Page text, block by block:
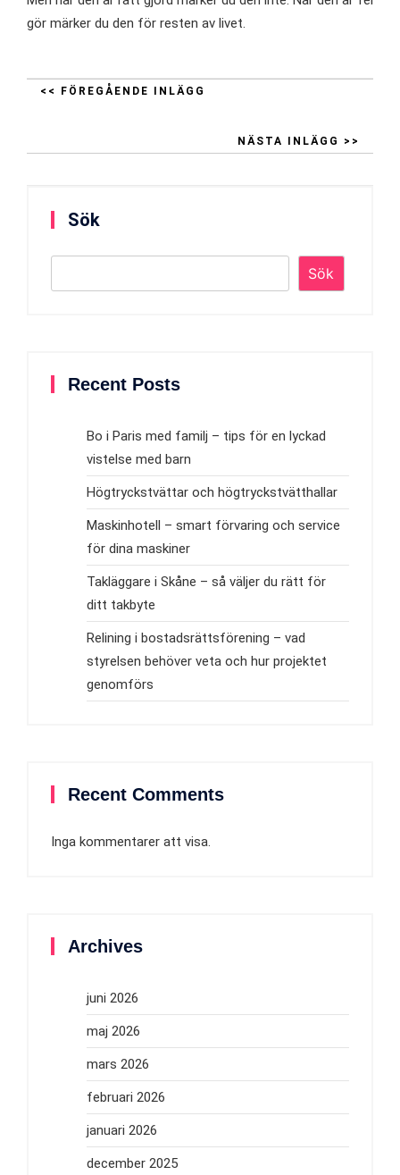
gör märker du den för resten av livet.
<< FÖREGÅENDE INLÄGG
NÄSTA INLÄGG >>
Sök
Sök
Recent Posts
Bo i Paris med familj – tips för en lyckad
vistelse med barn
Högtryckstvättar och högtryckstvätthallar
Maskinhotell – smart förvaring och service
för dina maskiner
Takläggare i Skåne – så väljer du rätt för
ditt takbyte
Relining i bostadsrättsförening – vad
styrelsen behöver veta och hur projektet
genomförs
Recent Comments
Inga kommentarer att visa.
Archives
juni 2026
maj 2026
mars 2026
februari 2026
januari 2026
december 2025